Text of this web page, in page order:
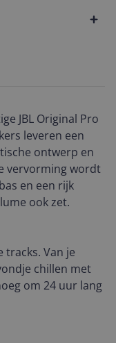
JBL Original Pro
leveren een
ontwerp en
vervorming wordt
en een rijk
ook zet.
Van je
chillen met
om 24 uur lang